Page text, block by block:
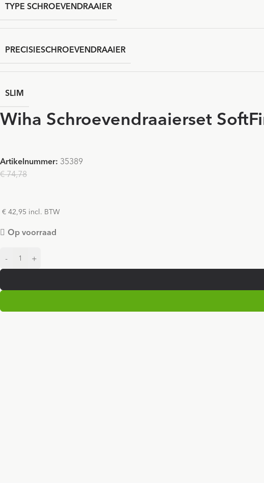
TYPE SCHROEVENDRAAIER
PRECISIESCHROEVENDRAAIER
SLIM
Wiha Schroevendraaierset
Artikelnummer: 35389
€ 74,78
€ 42,95 incl. BTW
Op voorraad
- +